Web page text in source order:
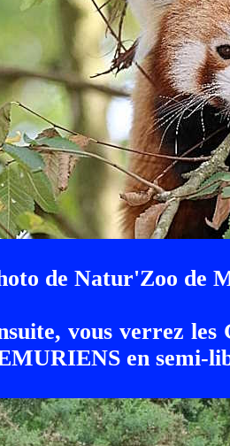
de Natur'Zoo de
vous verrez les
en semi-